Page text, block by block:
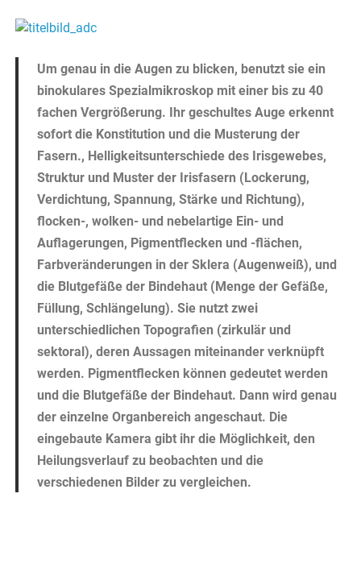
Um genau in die Augen zu blicken, benutzt sie ein
binokulares Spezialmikroskop mit einer bis zu 40
fachen Vergrößerung. Ihr geschultes Auge erkennt
sofort die Konstitution und die Musterung der
Fasern., Helligkeitsunterschiede des Irisgewebes,
Struktur und Muster der Irisfasern (Lockerung,
Verdichtung, Spannung, Stärke und Richtung),
flocken-, wolken- und nebelartige Ein- und
Auflagerungen, Pigmentflecken und -flächen,
Farbveränderungen in der Sklera (Augenweiß), und
die Blutgefäße der Bindehaut (Menge der Gefäße,
Füllung, Schlängelung). Sie nutzt zwei
unterschiedlichen Topografien (zirkulär und
sektoral), deren Aussagen miteinander verknüpft
werden. Pigmentflecken können gedeutet werden
und die Blutgefäße der Bindehaut. Dann wird genau
der einzelne Organbereich angeschaut. Die
eingebaute Kamera gibt ihr die Möglichkeit, den
Heilungsverlauf zu beobachten und die
verschiedenen Bilder zu vergleichen.